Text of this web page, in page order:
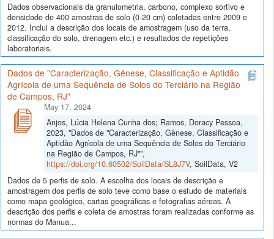
Dados observacionais da granulometria, carbono, complexo sortivo e
densidade de 400 amostras de solo (0-20 cm) coletadas entre 2009 e
2012. Inclui a descrição dos locais de amostragem (uso da terra,
classificação do solo, drenagem etc.) e resultados de repetições
laboratoriais.
Dados de "Caracterização, Gênese, Classificação e Aptidão
Agrícola de uma Sequência de Solos do Terciário na Região
de Campos, RJ"
May 17, 2024
Anjos, Lúcia Helena Cunha dos; Ramos, Doracy Pessoa,
2023, "Dados de "Caracterização, Gênese, Classificação e
Aptidão Agrícola de uma Sequência de Solos do Terciário
na Região de Campos, RJ"",
https://doi.org/10.60502/SoilData/SL8J7V, SoilData, V2
Dados de 5 perfis de solo. A escolha dos locais de descrição e
amostragem dos perfis de solo teve como base o estudo de materiais
como mapa geológico, cartas geográficas e fotografias aéreas. A
descrição dos perfis e coleta de amostras foram realizadas conforme as
normas do Manua...